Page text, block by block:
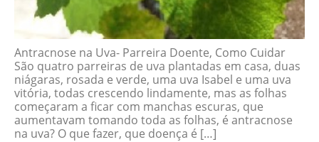
Antracnose na Uva- Parreira Doente, Como Cuidar
São quatro parreiras de uva plantadas em casa, duas
niágaras, rosada e verde, uma uva Isabel e uma uva
vitória, todas crescendo lindamente, mas as folhas
começaram a ficar com manchas escuras, que
aumentavam tomando toda as folhas, é antracnose
na uva? O que fazer, que doença é […]